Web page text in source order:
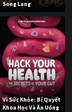
Song Lang
Vì Sức Khỏe: Bí Quyết
Khoa Học Và Ăn Uống